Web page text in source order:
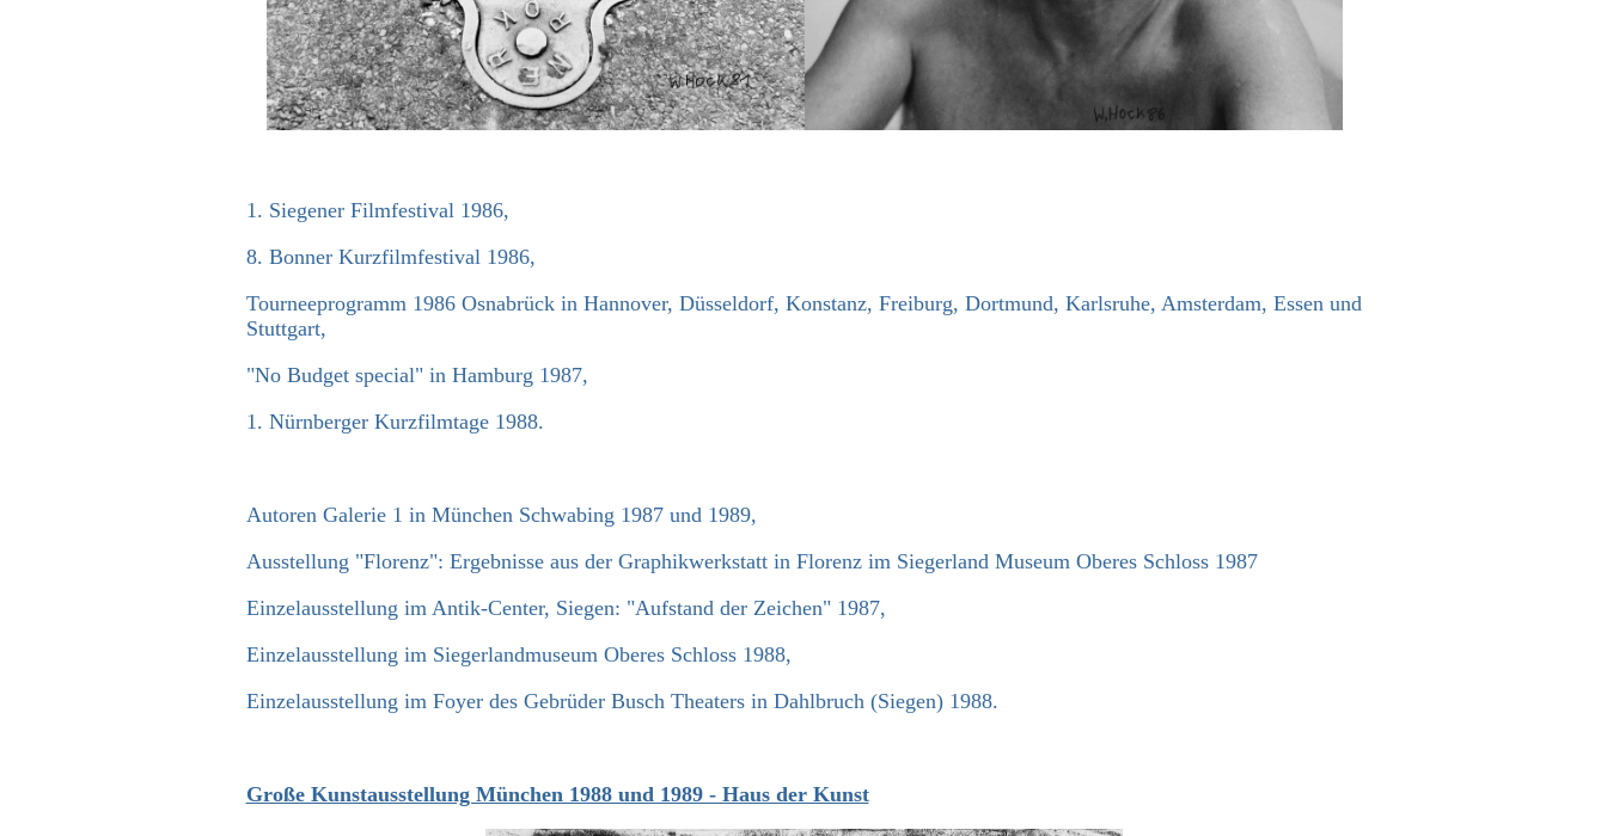
1. Siegener Filmfestival 1986,
8. Bonner Kurzfilmfestival 1986,
Tourneeprogramm 1986 Osnabrück in Hannover, Düsseldorf, Konstanz, Freiburg, Dortmund, Karlsruhe, Amsterdam, Essen und
Stuttgart,
"No Budget special" in Hamburg 1987,
1. Nürnberger Kurzfilmtage 1988.
Autoren Galerie 1 in München Schwabing 1987 und 1989,
Ausstellung "Florenz": Ergebnisse aus der Graphikwerkstatt in Florenz im Siegerland Museum Oberes Schloss 1987
Einzelausstellung im Antik-Center, Siegen: "Aufstand der Zeichen" 1987,
Einzelausstellung im Siegerlandmuseum Oberes Schloss 1988,
Einzelausstellung im Foyer des Gebrüder Busch Theaters in Dahlbruch (Siegen) 1988.
Große Kunstausstellung München 1988 und 1989 - Haus der Kunst